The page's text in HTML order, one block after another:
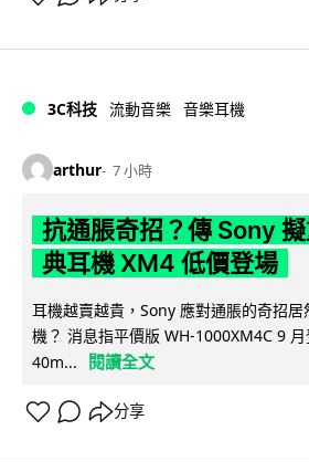
3C科技 流動音樂 音樂耳機
arthur 7 小時
抗通脹奇招？傳 Sony
典耳機 XM4 低價登場
耳機越賣越貴，Sony 應對通脹的奇招
機？ 消息指平價版 WH-1000XM4C 9
40m...
閱讀全文
分享